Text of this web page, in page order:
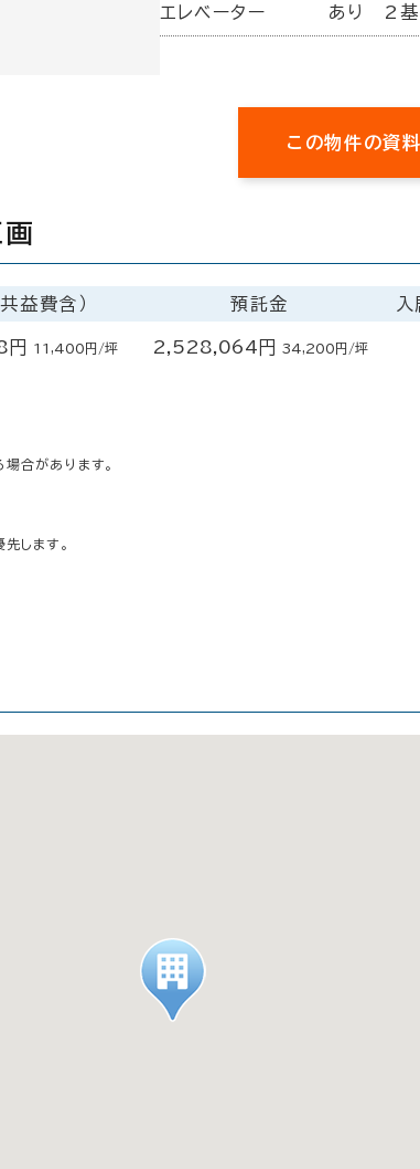
エレベーター あり 2基
この物件の資
益費含） 預託金
11,400円/坪 2,528,064円 34,200円/坪
合があります。
します。